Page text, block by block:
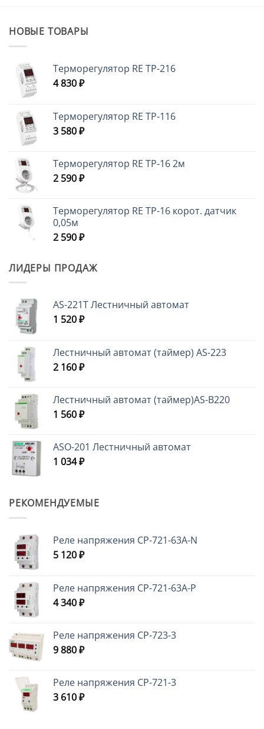
НОВЫЕ ТОВАРЫ
Терморегулятор RE ТР-216
4 830₽
Терморегулятор RE ТР-116
3 580₽
Терморегулятор RE ТР-16 2м
2 590₽
Терморегулятор RE ТР-16 корот. датчик
0,05м
2 590₽
ЛИДЕРЫ ПРОДАЖ
AS-221T Лестничный автомат
1 520₽
Лестничный автомат (таймер) AS-223
2 160₽
Лестничный автомат (таймер)AS-B220
1 560₽
ASO-201 Лестничный автомат
1 034₽
РЕКОМЕНДУЕМЫЕ
Реле напряжения CP-721-63A-N
5 120₽
Реле напряжения CP-721-63A-P
4 340₽
Реле напряжения CP-723-3
9 880₽
Реле напряжения CP-721-3
3 610₽